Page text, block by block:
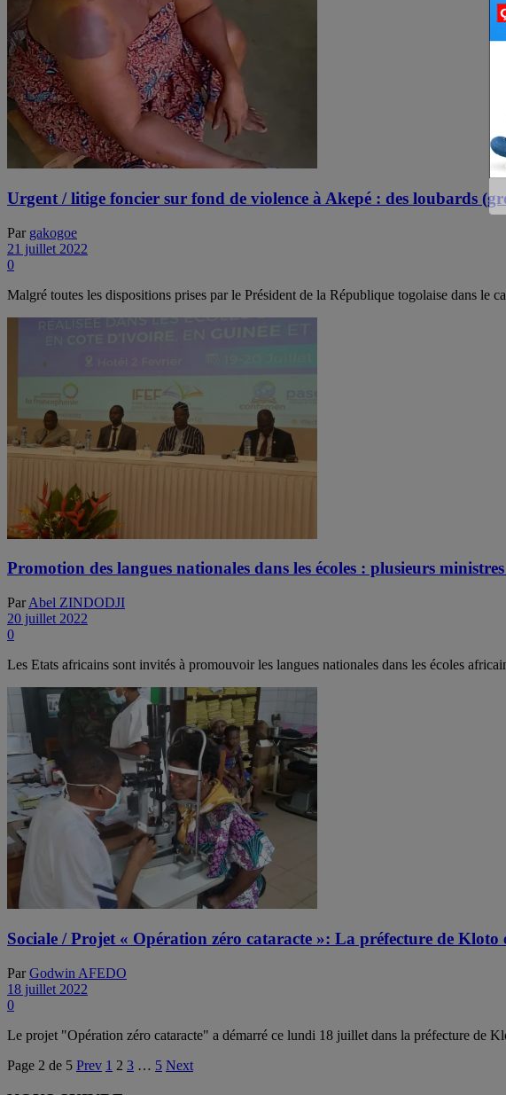
Urgent / litige foncier sur fond de violence à Akepé : des loubards
Par gakogoe
21 juillet 2022
0
Malgré toutes les dispositions prises par le Président de la République togolaise dans le
Promotion des langues nationales dans les écoles : plusieurs
Par Abel ZINDODJI
20 juillet 2022
0
Les Etats africains sont invités à promouvoir les langues nationales dans les écoles
Sociale / Projet « Opération zéro cataracte »: La préfecture de Kloto
Par Godwin AFEDO
18 juillet 2022
0
Le projet "Opération zéro cataracte" a démarré ce lundi 18 juillet dans la préfecture de
Page 2 de 5 Prev 1 2 3 … 5 Next